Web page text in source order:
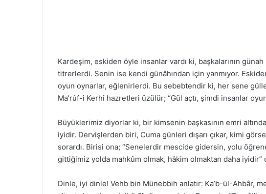
Kardeşim, eskiden öyle insanlar vardı ki, başkalarının
titrerlerdi. Senin ise kendi günâhından için yanmıyor.
oyun oynarlar, eğlenirlerdi. Bu sebebtendir ki, her sene
Ma’rûf-i Kerhî hazretleri üzülür; “Gül açtı, şimdi insanlar
Büyüklerimiz diyorlar ki, bir kimsenin başkasının emri
iyidir. Dervişlerden biri, Cuma günleri dışarı çıkar, kimi
sorardı. Birisi ona; “Senelerdir mescide gidersin, yolu
gittiğimiz yolda mahkûm olmak, hâkim olmaktan daha iyidir”
Dinle, iyi dinle! Vehb bin Münebbih anlatır: Ka’b-ül-Ahbâr,